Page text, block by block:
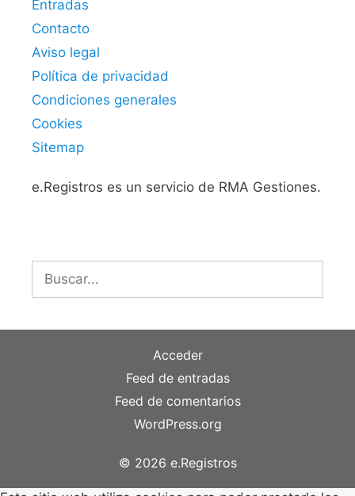
Entradas
Contacto
Aviso legal
Política de privacidad
Condiciones generales
Cookies
Sitemap
e.Registros es un servicio de RMA Gestiones.
Acceder
Feed de entradas
Feed de comentarios
WordPress.org
© 2026 e.Registros